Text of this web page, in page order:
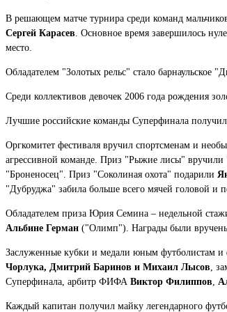
В решающем матче турнира среди команд
Сергей Карасев . Основное время завершилось
место.
Обладателем "Золотых рельс" стало
Среди коллективов девочек 2006 года рождения
Лучшие российские команды Суперфинала
Оргкомитет фестиваля вручил спортсменам и
агрессивной команде. Приз "Рыжие лисы" вручили
"Броненосец". Приз "Соколиная охота" подарили
"Дубруджа" забила больше всего мячей головой и
Обладателем приза Юрия Семина – недельной
Альбине Герман ("Олимп"). Награды были
Заслуженные кубки и медали юным футболистам и
Чорлука, Дмитрий Баринов и Михаил Лысов ,
Суперфинала, арбитр ФИФА Виктор Филиппов
Каждый капитан получил майку легендарного